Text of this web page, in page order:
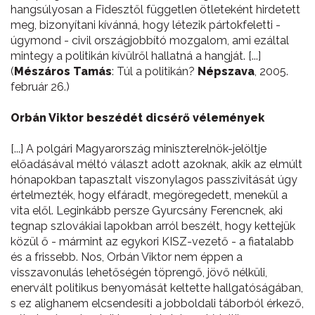
hangsúlyosan a Fidesztől független ötleteként hirdetett
meg, bizonyítani kívánná, hogy létezik pártokfeletti -
úgymond - civil országjobbító mozgalom, ami ezáltal
mintegy a politikán kívülről hallatná a hangját. [...]
(Mészáros Tamás: Túl a politikán? Népszava, 2005.
február 26.)
Orbán Viktor beszédét dicsérő vélemények
[...] A polgári Magyarország miniszterelnök-jelöltje
előadásával méltó választ adott azoknak, akik az elmúlt
hónapokban tapasztalt viszonylagos passzivitását úgy
értelmezték, hogy elfáradt, megöregedett, menekül a
vita elől. Leginkább persze Gyurcsány Ferencnek, aki
tegnap szlovákiai lapokban arról beszélt, hogy kettejük
közül ő - mármint az egykori KISZ-vezető - a fiatalabb
és a frissebb. Nos, Orbán Viktor nem éppen a
visszavonulás lehetőségén töprengő, jövő nélküli,
enervált politikus benyomását keltette hallgatóságában,
s ez alighanem elcsendesíti a jobboldali táborból érkező,